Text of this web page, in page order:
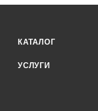
КАТАЛОГ
УСЛУГИ